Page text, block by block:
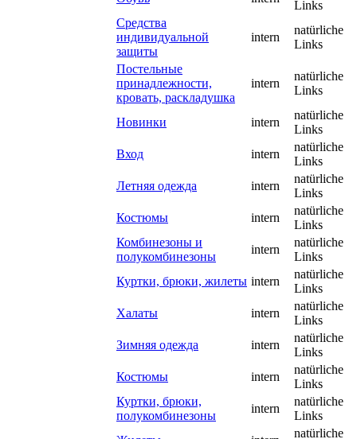
Links
Средства
индивидуальной
защиты
intern
natürliche
Links
Постельные
принадлежности,
кровать, раскладушка
intern
natürliche
Links
Новинки intern
natürliche
Links
Вход
intern
natürliche
Links
Летняя одежда
intern
natürliche
Links
Костюмы
intern
natürliche
Links
Комбинезоны и
полукомбинезоны
intern
natürliche
Links
Куртки, брюки, жилеты intern
natürliche
Links
Халаты
intern
natürliche
Links
Зимняя одежда
intern
natürliche
Links
Костюмы
intern
natürliche
Links
Куртки, брюки,
полукомбинезоны
intern
natürliche
Links
natürliche